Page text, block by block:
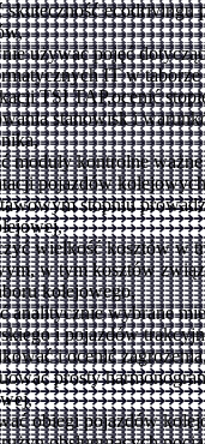
skuteczność ecodrivingu
używać pojęć
IT w
TSI TAP,ocenić
stanowisk i
moduły kontrolne
pojazdów
stopniu
wielkość kosztów w
w tym kosztów
kolejowego,
analitycznie wybrane
i pojazdów
i ocenić
prosty
obiegi pojazdów